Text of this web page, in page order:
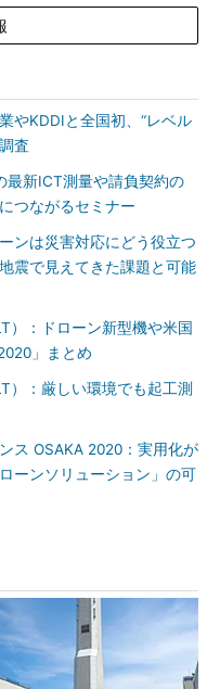
やKDDIと全国初、“レベル
査
新ICT測量や請負契約の
つながるセミナー
ンは災害対応にどう役立つ
震で見えてきた課題と可能
）：ドローン新型機や米国
」まとめ
）：厳しい環境でも起工測
ス OSAKA 2020：実用化が
ーンソリューション」の可